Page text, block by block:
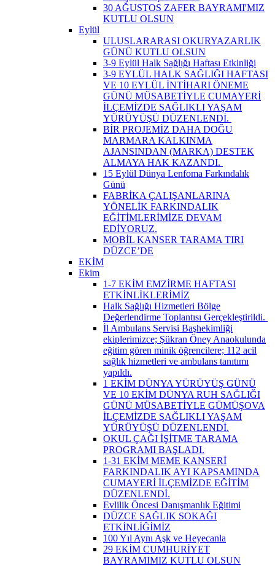
30 AĞUSTOS ZAFER BAYRAMI'MIZ
KUTLU OLSUN
Eylül
ULUSLARARASI OKURYAZARLIK
GÜNÜ KUTLU OLSUN
3-9 Eylül Halk Sağlığı Haftası Etkinliği
3-9 EYLÜL HALK SAĞLIĞI HAFTASI
VE 10 EYLÜL İNTİHARI ÖNEME
GÜNÜ MÜSABETİYLE CUMAYERİ
İLÇEMİZDE SAĞLIKLI YAŞAM
YÜRÜYÜŞÜ DÜZENLENDİ. ​
BİR PROJEMİZ DAHA DOĞU
MARMARA KALKINMA
AJANSINDAN (MARKA) DESTEK
ALMAYA HAK KAZANDI. ​
15 Eylül Dünya Lenfoma Farkındalık
Günü
FABRİKA ÇALIŞANLARINA
YÖNELİK FARKINDALIK
EĞİTİMLERİMİZE DEVAM
EDİYORUZ.
MOBİL KANSER TARAMA TIRI
DÜZCE’DE
EKİM
Ekim
1-7 EKİM EMZİRME HAFTASI
ETKİNLİKLERİMİZ
Halk Sağlığı Hizmetleri Bölge
Değerlendirme Toplantısı Gerçekleştirildi. ​
İl Ambulans Servisi Başhekimliği
ekiplerimizce; Şükran Öney Anaokulunda
eğitim gören minik öğrencilere; 112 acil
sağlık hizmetleri ve ambulans tanıtımı
yapıldı.
1 EKİM DÜNYA YÜRÜYÜŞ GÜNÜ
VE 10 EKİM DÜNYA RUH SAĞLIĞI
GÜNÜ MÜSABETİYLE GÜMÜŞOVA
İLÇEMİZDE SAĞLIKLI YAŞAM
YÜRÜYÜŞÜ DÜZENLENDİ.
OKUL ÇAĞI İŞİTME TARAMA
PROGRAMI BAŞLADI.
1-31 EKİM MEME KANSERİ
FARKINDALIK AYI KAPSAMINDA
CUMAYERİ İLÇEMİZDE EĞİTİM
DÜZENLENDİ.
Evlilik Öncesi Danışmanlık Eğitimi
DÜZCE SAĞLIK SOKAĞI
ETKİNLİĞİMİZ
100 Yıl Aynı Aşk ve Heyecanla
29 EKİM CUMHURİYET
BAYRAMIMIZ KUTLU OLSUN